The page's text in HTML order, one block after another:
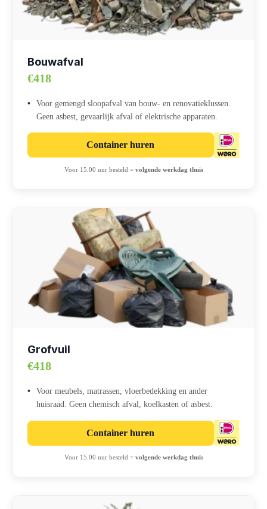
Bouwafval
€418
Voor gemengd sloopafval van bouw- en renovatieklussen.
Geen asbest, gevaarlijk afval of elektrische apparaten.
Container huren
Voor 15.00 uur besteld = volgende werkdag thuis
Grofvuil
€418
Voor meubels, matrassen, vloerbedekking en ander
huisraad. Geen chemisch afval, koelkasten of asbest.
Container huren
Voor 15.00 uur besteld = volgende werkdag thuis